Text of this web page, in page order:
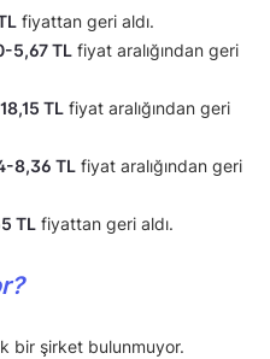
fiyattan geri aldı.
5,67 TL fiyat aralığından geri
TL fiyat aralığından geri
8,36 TL fiyat aralığından geri
TL fiyattan geri aldı.
bir şirket bulunmuyor.